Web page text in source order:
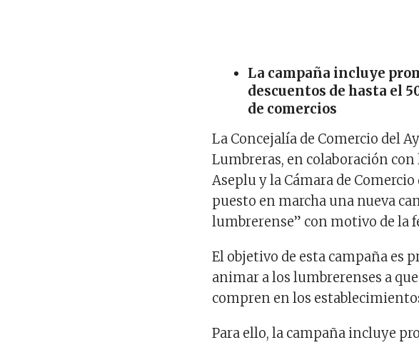
La campaña incluye
descuentos de hasta el
de comercios
La Concejalía de Comercio del
Lumbreras, en colaboración
Aseplu y la Cámara de
puesto en marcha una nueva
lumbrerense” con motivo de la
El objetivo de esta campaña es
animar a los lumbrerenses a
compren en los
Para ello, la campaña incluye